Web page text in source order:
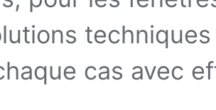
cas avec